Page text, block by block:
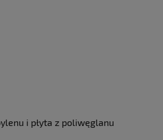
i płyta z poliwęglanu